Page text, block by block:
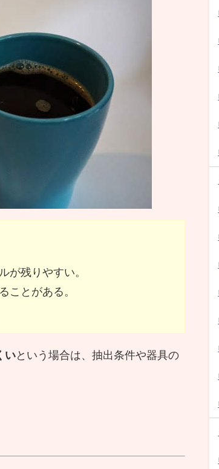
が残りやすい。
ことがある。
いという場合は、抽出条件や器具の